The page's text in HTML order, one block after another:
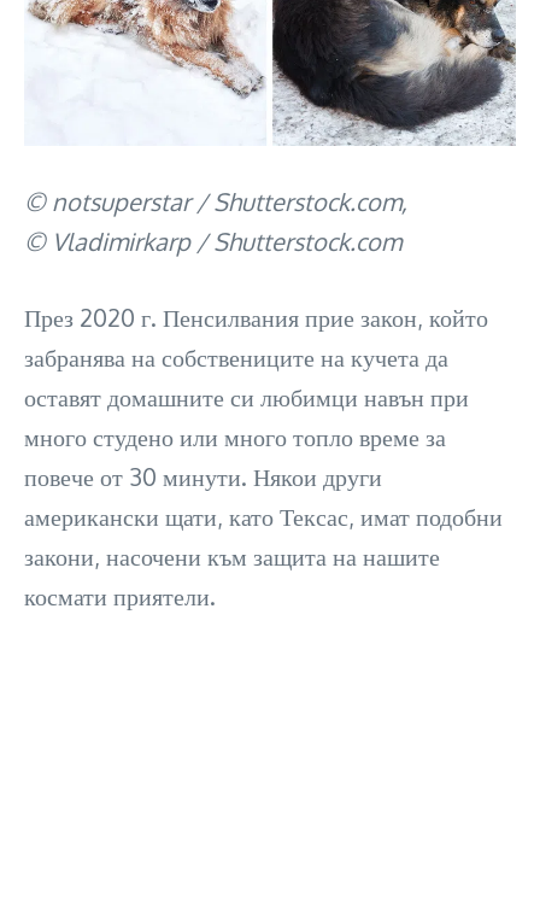
© notsuperstar / Shutterstock.com,
© Vladimirkarp / Shutterstock.com
През 2020 г. Пенсилвания прие закон, който
забранява на собствениците на кучета да
оставят домашните си любимци навън при
много студено или много топло време за
повече от 30 минути. Някои други
американски щати, като Тексас, имат подобни
закони, насочени към защита на нашите
космати приятели.